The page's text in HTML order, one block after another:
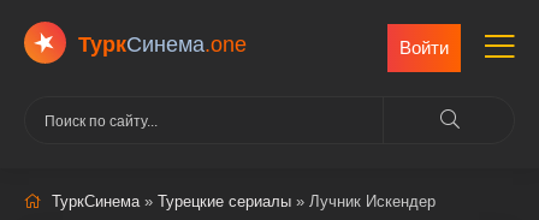
ТуркCинема.one Войти
ТуркСинема» Турецкие сериалы » Лучник Искендер